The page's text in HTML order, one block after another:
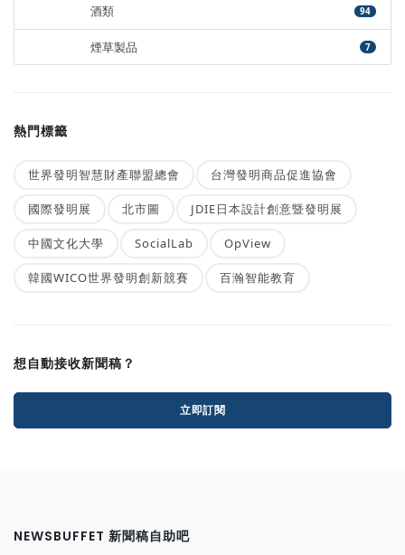
酒類 94
煙草製品 7
熱門標籤
世界發明智慧財產聯盟總會 台灣發明商品促進協會
國際發明展 北市圖 JDIE日本設計創意暨發明展
中國文化大學 SocialLab OpView
韓國WICO世界發明創新競賽 百瀚智能教育
想自動接收新聞稿？
立即訂閱
NEWSBUFFET 新聞稿自助吧